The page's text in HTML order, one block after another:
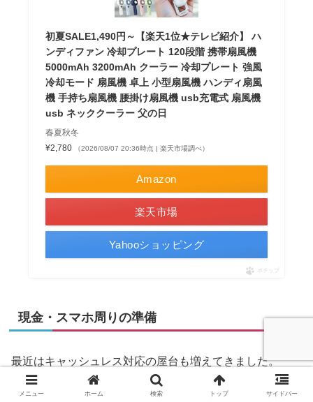
初夏SALE1,490円～【楽天1位★テレビ紹介】 ハ
ンディファン 冷却プレート 120段階 携帯扇風機
5000mAh 3200mAh クーラー 冷却プレート 強風
冷却モード 扇風機 卓上 小型扇風機 ハンディ扇風
機 手持ち扇風機 腰掛け扇風機 usb充電式 扇風機
usb ネッククーラー 父の日
春夏秋冬
¥2,780
（2026/08/07 20:36時点 | 楽天市場調べ）
Amazon
楽天市場
Yahooショッピング
ポチップ
現金・スマホ周りの準備
最近はキャッシュレス対応の屋台も増えてきました。
メニュー ホーム 検索 トップ サイドバー